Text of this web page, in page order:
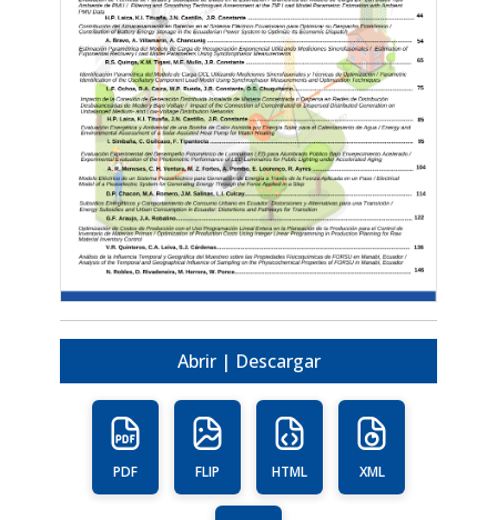
Abrir | Descargar
PDF FLIP HTML XML